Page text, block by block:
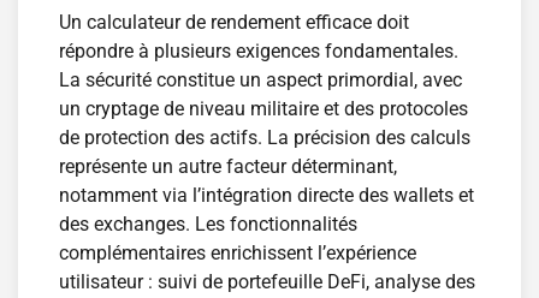
Un calculateur de rendement efficace doit
répondre à plusieurs exigences fondamentales.
La sécurité constitue un aspect primordial, avec
un cryptage de niveau militaire et des protocoles
de protection des actifs. La précision des calculs
représente un autre facteur déterminant,
notamment via l’intégration directe des wallets et
des exchanges. Les fonctionnalités
complémentaires enrichissent l’expérience
utilisateur : suivi de portefeuille DeFi, analyse des